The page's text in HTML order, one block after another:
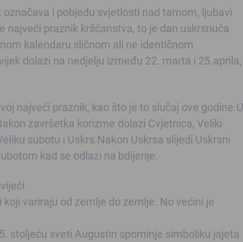
i pobjedu svjetlosti nad tamom, ljubavi
najveći praznik kršćanstva, to je dan uskrsnuća
kalendaru sličnom ali ne identičnom
dolazi na nedjelju između 22. marta i 25.aprila,
najveći praznik, kao što je to slučaj ove godine.U
završetka korizme dolazi Cvjetnica, Veliki
subotu i Uskrs.Nakon Uskrsa slijedi Uskrsni
kad se odlazi na bdijenje.
variraju od zemlje do zemlje. No većini je
stoljeću sveti Augustin spominje simboliku jajeta